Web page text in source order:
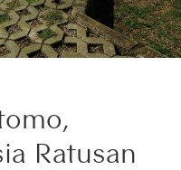
Ratusan